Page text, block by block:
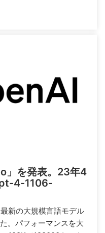
」を発表。23年4
4-1106-
新の大規模言語モデル
。パフォーマンスを大